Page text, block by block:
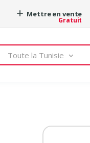
Mettre en vente
Gratuit
Toute la Tunisie